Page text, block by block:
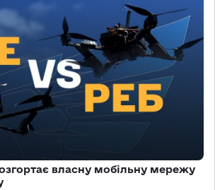
власну мобільну мережу